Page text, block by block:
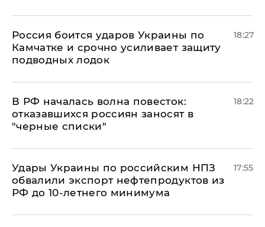
Россия боится ударов Украины по
Камчатке и срочно усиливает защиту
подводных лодок
18:27
​В РФ началась волна повесток:
отказавшихся россиян заносят в
"черные списки"
18:22
Удары Украины по российским НПЗ
обвалили экспорт нефтепродуктов из
РФ до 10-летнего минимума
17:55